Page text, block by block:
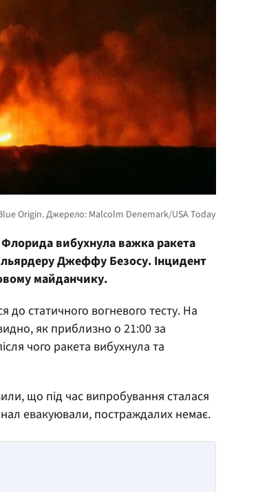
вибухнула важка ракета
Джеффу Безосу. Інцидент
майданчику.
до статичного вогневого тесту. На
як приблизно о 21:00 за
чого ракета вибухнула та
що під час випробування сталася
евакуювали, постраждалих немає.